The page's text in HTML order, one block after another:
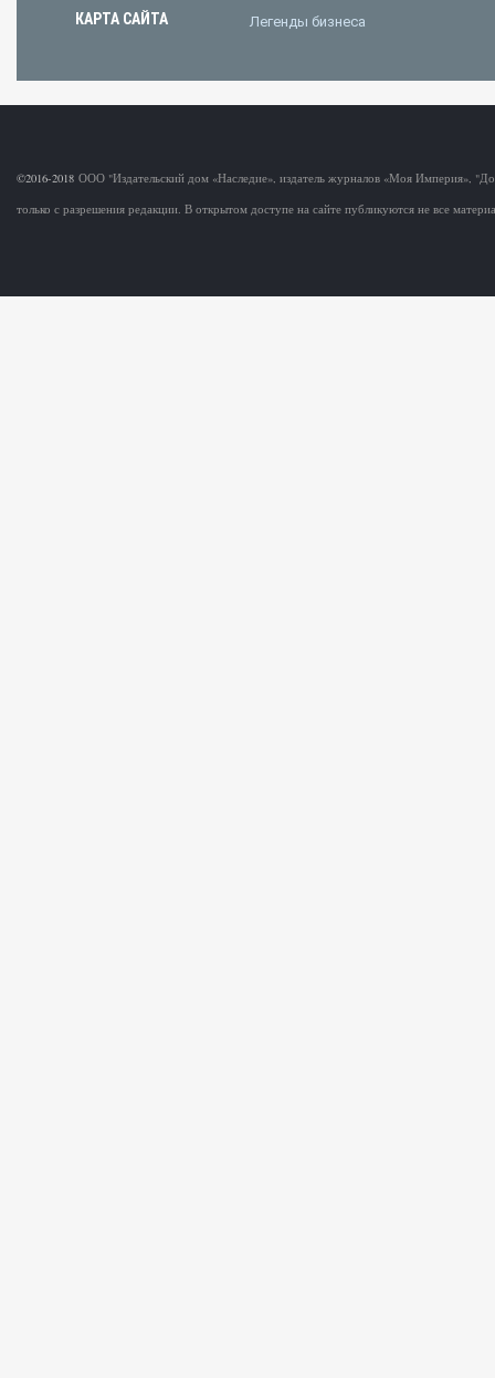
КАРТА САЙТА
Легенды бизнеса
©2016-2018 ООО "Издательский дом «Наследие», издатель журналов «Моя Империя»,
только с разрешения редакции. В открытом доступе на сайте публикуются не все